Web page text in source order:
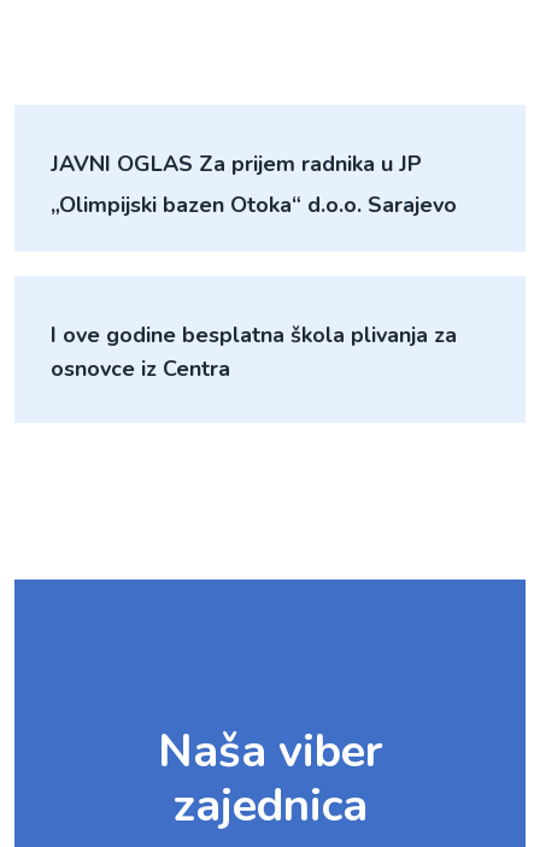
JAVNI OGLAS Za prijem radnika u JP
„Olimpijski bazen Otoka“ d.o.o. Sarajevo
I ove godine besplatna škola plivanja za
osnovce iz Centra
Naša viber
zajednica